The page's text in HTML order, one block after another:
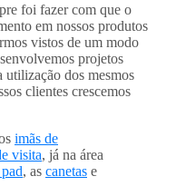
foi fazer com que o
em nossos produtos
vistos de um modo
projetos
utilização dos mesmos
clientes crescemos
imãs de
visita, já na área
, as canetas e